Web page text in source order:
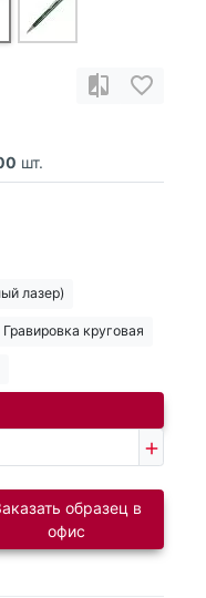
шт.
лазер)
Гравировка круговая
образец в
офис